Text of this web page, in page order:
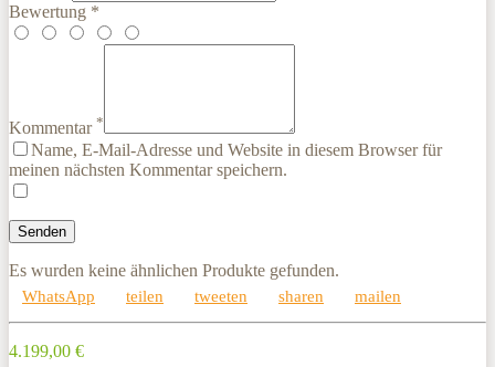
Bewertung *
Kommentar *
Name, E-Mail-Adresse und Website in diesem Browser für
meinen nächsten Kommentar speichern.
Es wurden keine ähnlichen Produkte gefunden.
WhatsApp teilen tweeten sharen mailen
4.199,00 €